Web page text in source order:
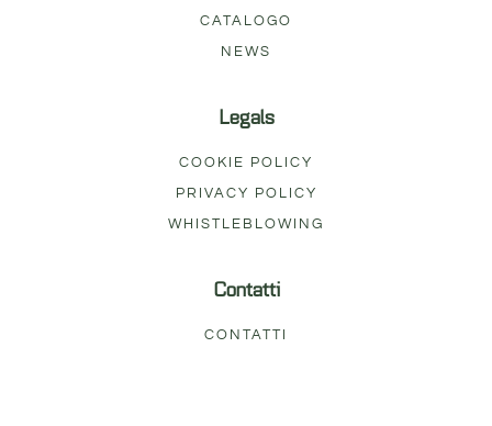
CATALOGO
NEWS
Legals
COOKIE POLICY
PRIVACY POLICY
WHISTLEBLOWING
Contatti
CONTATTI